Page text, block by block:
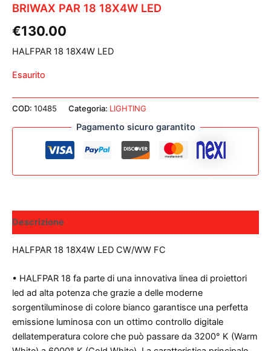
BRIWAX PAR 18 18X4W LED
€130.00
HALFPAR 18 18X4W LED
Esaurito
COD: 10485 Categoria: LIGHTING
Pagamento sicuro garantito
Descrizione
HALFPAR 18 18X4W LED CW/WW FC
• HALFPAR 18 fa parte di una innovativa linea di proiettori
led ad alta potenza che grazie a delle moderne
sorgentiluminose di colore bianco garantisce una perfetta
emissione luminosa con un ottimo controllo digitale
dellatemperatura colore che può passare da 3200° K (Warm